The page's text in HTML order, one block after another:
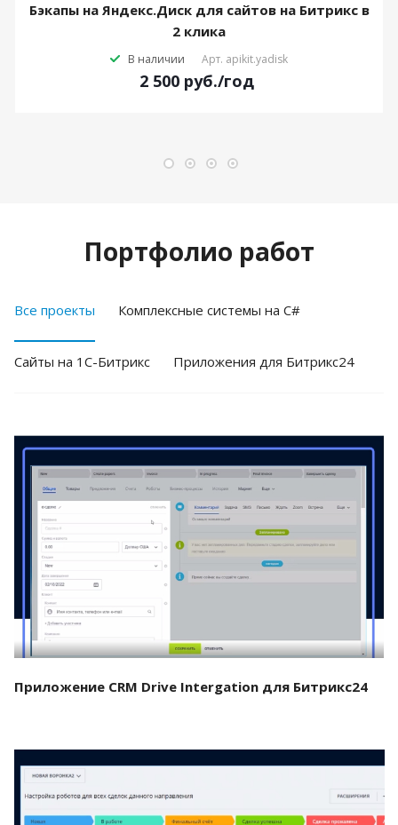
Бэкапы на Яндекс.Диск для сайтов на Битрикс в
2 клика
В наличии Арт. apikit.yadisk
2 500 руб./год
Портфолио работ
Все проекты Комплексные системы на C#
Cайты на 1С-Битрикс Приложения для Битрикс24
Смотреть проект
Приложение CRM Drive Intergation для Битрикс24